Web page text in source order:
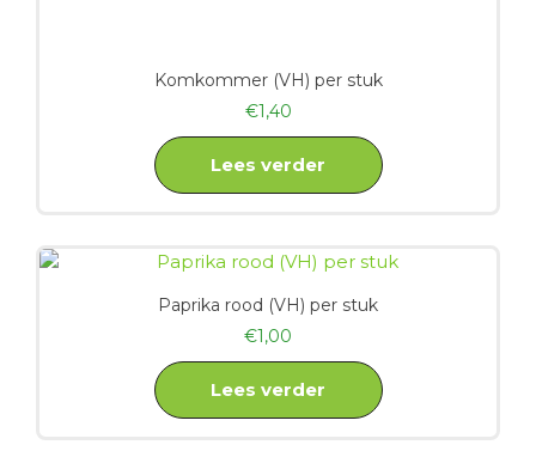
Komkommer (VH) per stuk
€1,40
Lees verder
Paprika rood (VH) per stuk
€1,00
Lees verder